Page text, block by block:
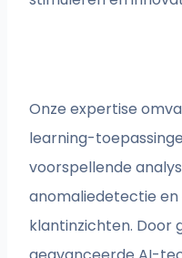
Onze expertise
learning-
voorspellende
anomaliedetectie
klantinzichten. Door